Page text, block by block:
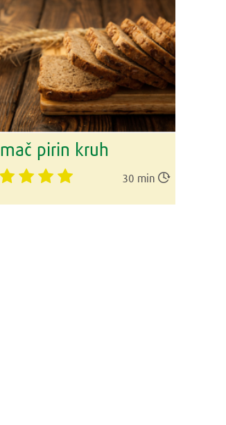
pirin kruh
30 min 